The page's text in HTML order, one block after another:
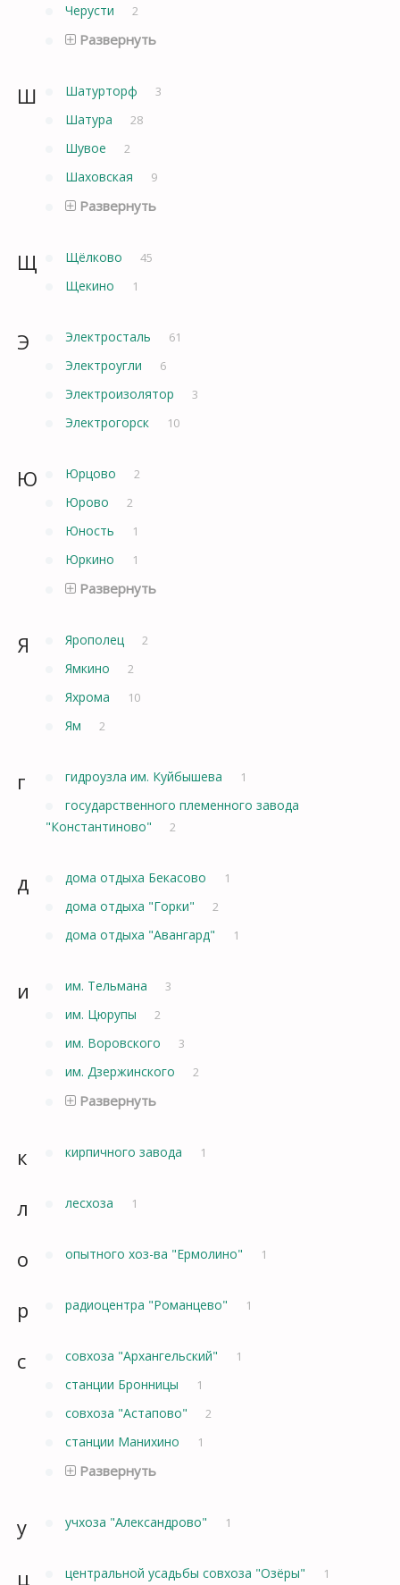
Черусти 2
Развернуть
Ш Шатурторф 3
Шатура 28
Шувое 2
Шаховская 9
Развернуть
Щ Щёлково 45
Щекино 1
Э Электросталь 61
Электроугли 6
Электроизолятор 3
Электрогорск 10
Ю Юрцово 2
Юрово 2
Юность 1
Юркино 1
Развернуть
Я Ярополец 2
Ямкино 2
Яхрома 10
Ям 2
г гидроузла им. Куйбышева 1
государственного племенного завода
"Константиново"
2
д дома отдыха Бекасово 1
дома отдыха "Горки" 2
дома отдыха "Авангард" 1
и им. Тельмана 3
им. Цюрупы 2
им. Воровского 3
им. Дзержинского 2
Развернуть
к кирпичного завода 1
л лесхоза 1
о опытного хоз-ва "Ермолино" 1
р радиоцентра "Романцево" 1
с совхоза "Архангельский" 1
станции Бронницы 1
совхоза "Астапово" 2
станции Манихино 1
Развернуть
у учхоза "Александрово" 1
ц центральной усадьбы совхоза "Озёры" 1